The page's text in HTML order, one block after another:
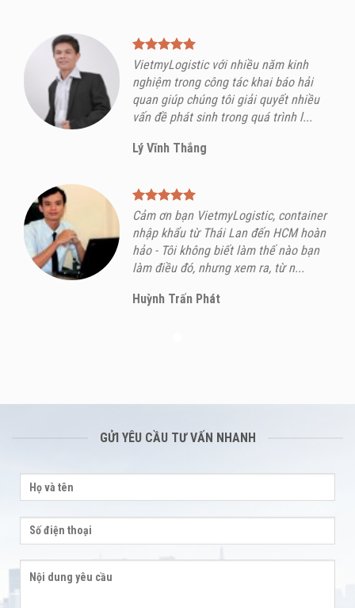
VietmyLogistic với nhiều năm kinh
nghiệm trong công tác khai báo hải
quan giúp chúng tôi giải quyết nhiều
vấn đề phát sinh trong quá trình l...
Lý Vĩnh Thắng
Cảm ơn bạn VietmyLogistic, container
nhập khẩu từ Thái Lan đến HCM hoàn
hảo - Tôi không biết làm thế nào bạn
làm điều đó, nhưng xem ra, từ n...
Huỳnh Trấn Phát
GỬI YÊU CẦU TƯ VẤN NHANH